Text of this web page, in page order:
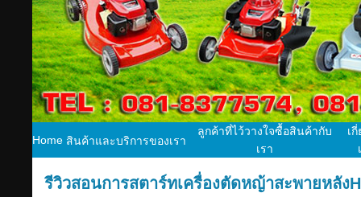
Home สินค้าและบริการของเรา
ลูกค้าที่ไว้วางใจซื้อสินค้ากับ
เรา
เ
รีวิวสอนการสตาร์ทเครื่องตัดหญ้าสะพายหลัง